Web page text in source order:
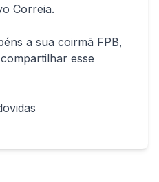
Correia.
a sua coirmã FPB,
esse